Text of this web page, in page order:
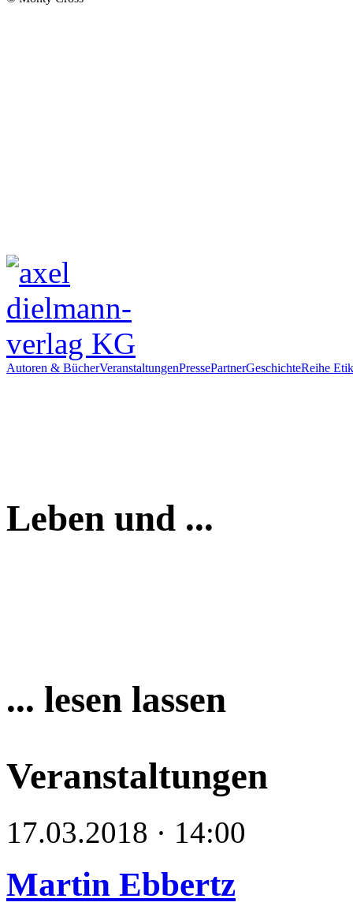
Autoren & BücherVeranstaltungenPressePartnerGeschichteReihe
Leben und ...
... lesen lassen
Veranstaltungen
17.03.2018 · 14:00
Martin Ebbertz